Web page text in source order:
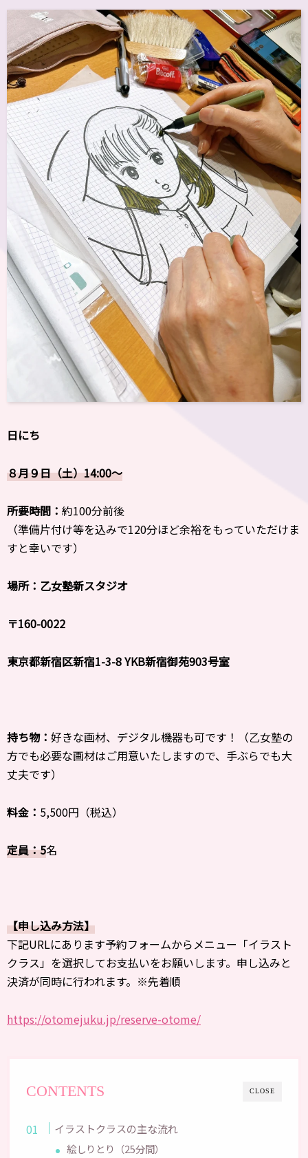
日にち
８月９日（土）14:00〜
所要時間： 約100分前後
（準備片付け等を込みで120分ほど余裕をもっていただけま
すと幸いです）
場所：乙女塾新スタジオ
〒160-0022
東京都新宿区新宿1-3-8 YKB新宿御苑903号室
持ち物： 好きな画材、デジタル機器も可です！（乙女塾の
方でも必要な画材はご用意いたしますので、手ぶらでも大
丈夫です）
料金： 5,500円（税込）
定員：5名
【申し込み方法】
下記URLにあります予約フォームからメニュー「イラスト
クラス」を選択してお支払いをお願いします。申し込みと
決済が同時に行われます。※先着順
https://otomejuku.jp/reserve-otome/
CLOSE
CONTENTS
イラストクラスの主な流れ
絵しりとり（25分間）